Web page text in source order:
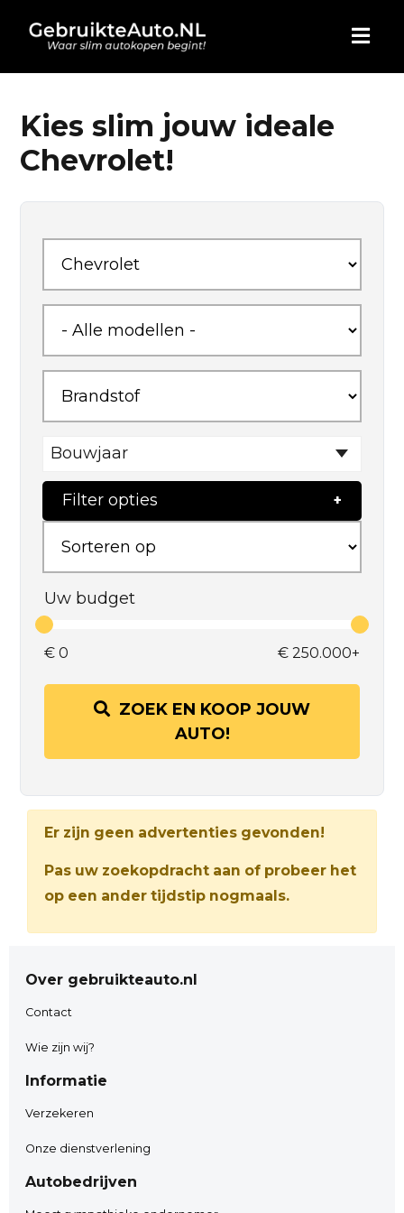
HOME
AUTO KOPEN
BLOG
WIE ZIJN WIJ
CONTACT
Kies slim jouw ideale
Chevrolet!
Bouwjaar
Filter opties
Uw budget
€ 0 € 250.000+
ZOEK EN KOOP JOUW
AUTO!
Er zijn geen advertenties gevonden!
Pas uw zoekopdracht aan of probeer het
op een ander tijdstip nogmaals.
Over gebruikteauto.nl
Contact
Wie zijn wij?
Informatie
Verzekeren
Onze dienstverlening
Autobedrijven